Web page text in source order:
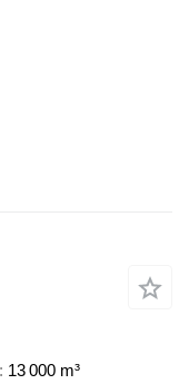
13 000 m³